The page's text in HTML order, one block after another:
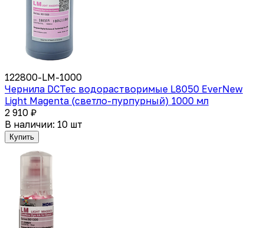
122800-LM-1000
Чернила DCTec водорастворимые L8050 EverNew
Light Magenta (светло-пурпурный) 1000 мл
2 910 ₽
В наличии: 10 шт
Купить